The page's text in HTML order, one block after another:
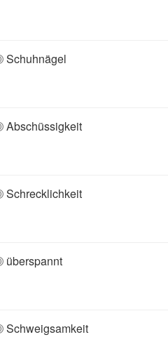
Schuhnägel
Abschüssigkeit
Schrecklichkeit
überspannt
Schweigsamkeit